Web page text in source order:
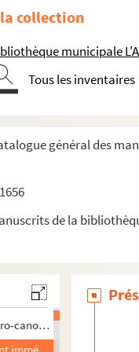
collection
municipale
Tous les inventaires
général des
de la
Jeronimi presbiteri ad
Genesis. Capitulum
creavit Deus... » — A partir
canoniques du livre